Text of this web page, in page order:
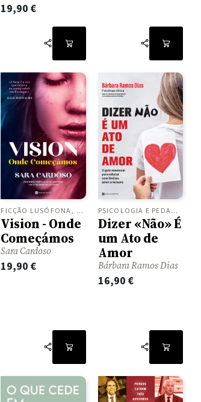
19,90€
FICÇÃO LUSÓFONA, ROMANCES
Vision - Onde
Começámos
Sara Cardoso
19,90€
PSICOLOGIA E PEDAGOGIA
Dizer «Não» É
um Ato de
Amor
Bárbara Ramos Dias
16,90 €